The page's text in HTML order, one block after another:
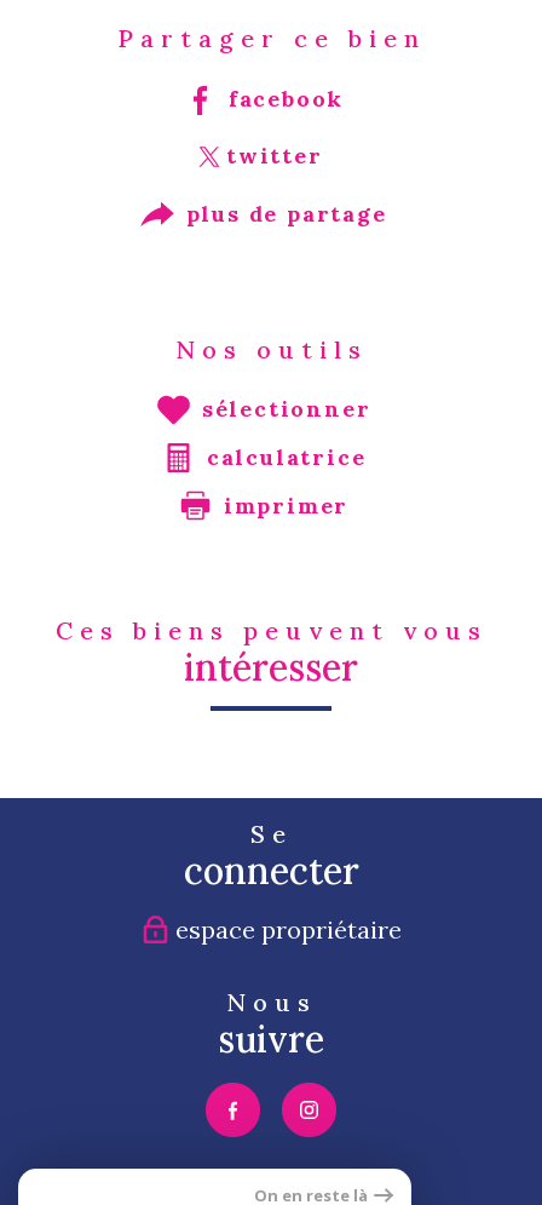
Partager ce bien
facebook
twitter
plus de partage
Nos outils
sélectionner
calculatrice
imprimer
Ces biens peuvent vous
intéresser
Se
connecter
espace propriétaire
Nous
suivre
Nous
On en reste là